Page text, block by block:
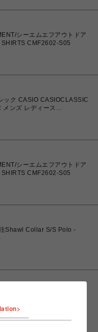
シーエムエフアウトドア
CMF2602-S05
ック CASIO CASIOCLASSIC
ンズ レディース
北海道/沖縄/離
シーエムエフアウトドア
CMF2602-S05
Shawl Collar S/S Polo -